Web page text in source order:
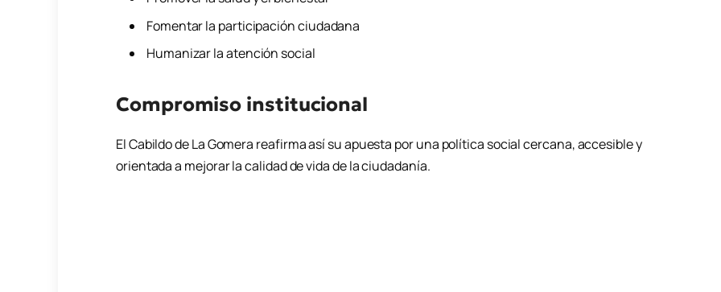
Fomentar la participación ciudadana
Humanizar la atención social
Compromiso institucional
El Cabildo deLa Gomera reafirma así su apuesta por una política social cercana, accesible y
orientada a mejorar la calidad de vida de la ciudadanía.